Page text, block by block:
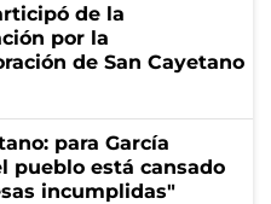
de la
por la
de San Cayetano
para García
pueblo está cansado
incumplidas"